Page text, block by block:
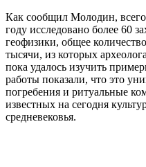
Как сообщил Молодин,
году исследовано более 60
геофизики, общее
тысячи, из которых
пока удалось изучить
работы показали, что это
погребения и ритуальные
известных на сегодня
средневековья.